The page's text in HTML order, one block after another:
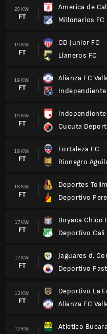
20 KWI
FT
America de
Millonarios FC
19 KWI
FT
CD Junior FC
Llaneros FC
19 KWI
FT
Alianza FC
19 KWI
FT
Independiente
Cucuta
19 KWI
FT
Fortaleza FC
Rionegro
18 KWI
FT
Deportes
Deportivo
17 KWI
FT
Boyaca Chico
Deportivo Cali
17 KWI
FT
Jaguares d.
Deportivo
13 KWI
FT
Deportivo La
Alianza FC
12 KWI
Atletico